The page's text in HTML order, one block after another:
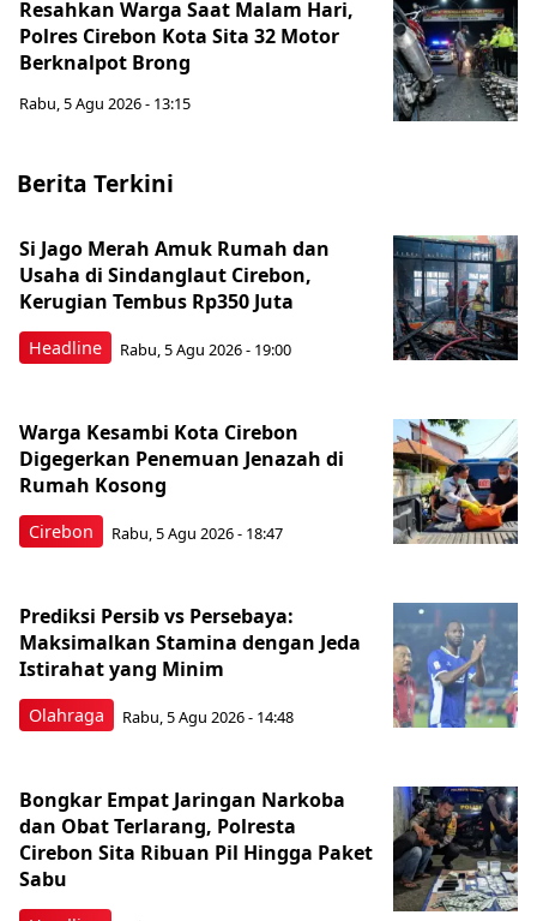
Resahkan Warga Saat Malam Hari,
Polres Cirebon Kota Sita 32 Motor
Berknalpot Brong
Rabu, 5 Agu 2026 - 13:15
Berita Terkini
Headline
Si Jago Merah Amuk Rumah dan
Usaha di Sindanglaut Cirebon,
Kerugian Tembus Rp350 Juta
Rabu, 5 Agu 2026 - 19:00
Cirebon
Warga Kesambi Kota Cirebon
Digegerkan Penemuan Jenazah di
Rumah Kosong
Rabu, 5 Agu 2026 - 18:47
Olahraga
Prediksi Persib vs Persebaya:
Maksimalkan Stamina dengan Jeda
Istirahat yang Minim
Rabu, 5 Agu 2026 - 14:48
Bongkar Empat Jaringan Narkoba
dan Obat Terlarang, Polresta
Cirebon Sita Ribuan Pil Hingga Paket
Sabu